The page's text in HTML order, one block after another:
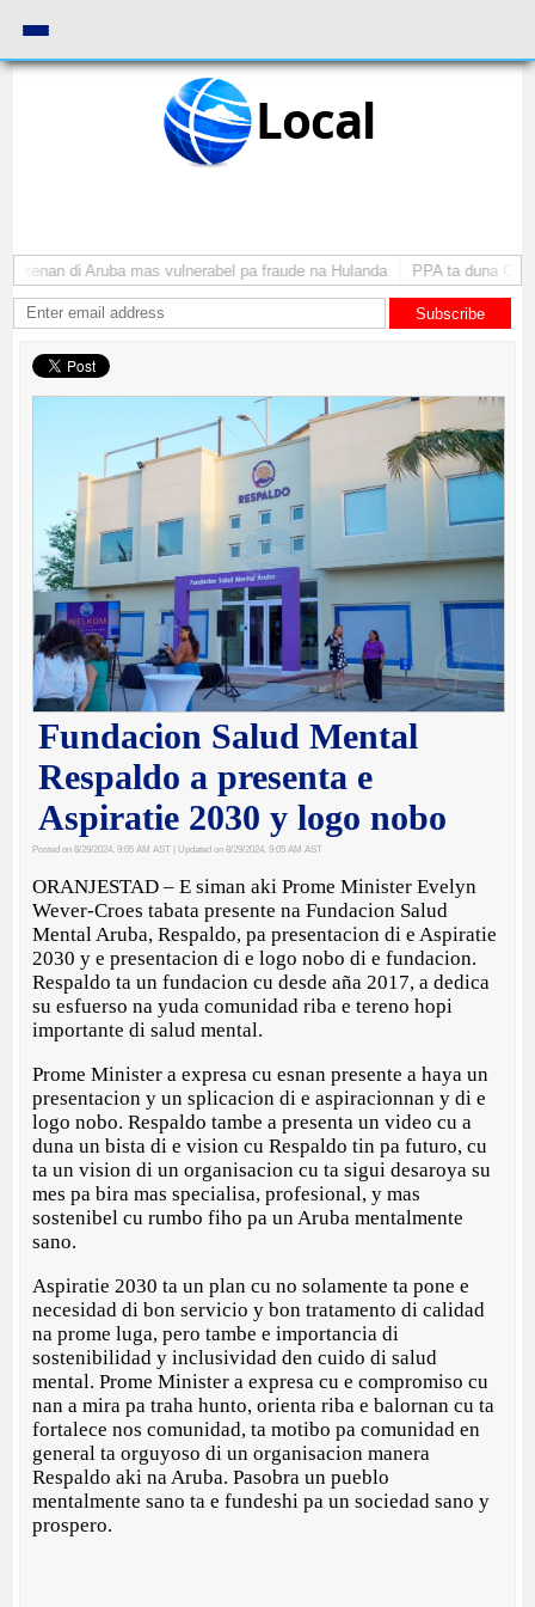
Local
di Aruba mas vulnerabel pa fraude na Hulanda PPA ta duna
Subscribe
Fundacion Salud Mental
Respaldo a presenta e
Aspiratie 2030 y logo nobo
Posted on 8/29/2024, 9:05 AM AST | Updated on 8/29/2024, 9:05 AM AST
ORANJESTAD – E siman aki Prome Minister Evelyn
Wever-Croes tabata presente na Fundacion Salud
Mental Aruba, Respaldo, pa presentacion di e Aspiratie
2030 y e presentacion di e logo nobo di e fundacion.
Respaldo ta un fundacion cu desde aña 2017, a dedica
su esfuerso na yuda comunidad riba e tereno hopi
importante di salud mental.
Prome Minister a expresa cu esnan presente a haya un
presentacion y un splicacion di e aspiracionnan y di e
logo nobo. Respaldo tambe a presenta un video cu a
duna un bista di e vision cu Respaldo tin pa futuro, cu
ta un vision di un organisacion cu ta sigui desaroya su
mes pa bira mas specialisa, profesional, y mas
sostenibel cu rumbo fiho pa un Aruba mentalmente
sano.
Aspiratie 2030 ta un plan cu no solamente ta pone e
necesidad di bon servicio y bon tratamento di calidad
na prome luga, pero tambe e importancia di
sostenibilidad y inclusividad den cuido di salud
mental. Prome Minister a expresa cu e compromiso cu
nan a mira pa traha hunto, orienta riba e balornan cu ta
fortalece nos comunidad, ta motibo pa comunidad en
general ta orguyoso di un organisacion manera
Respaldo aki na Aruba. Pasobra un pueblo
mentalmente sano ta e fundeshi pa un sociedad sano y
prospero.